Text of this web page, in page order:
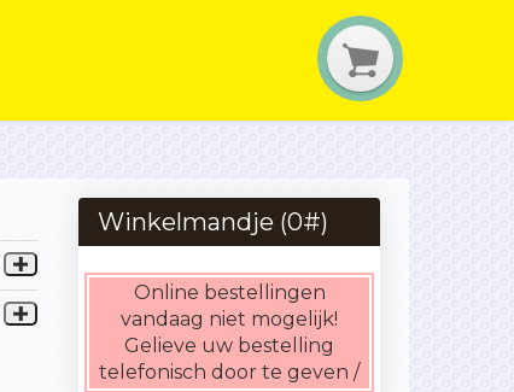
Winkelmandje (0#)
Online bestellingen
vandaag niet mogelijk!
Gelieve uw bestelling
telefonisch door te geven /